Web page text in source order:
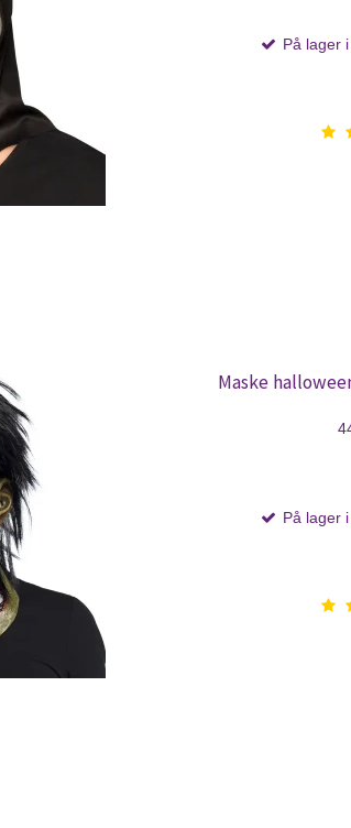
På lager
Maske
På lager